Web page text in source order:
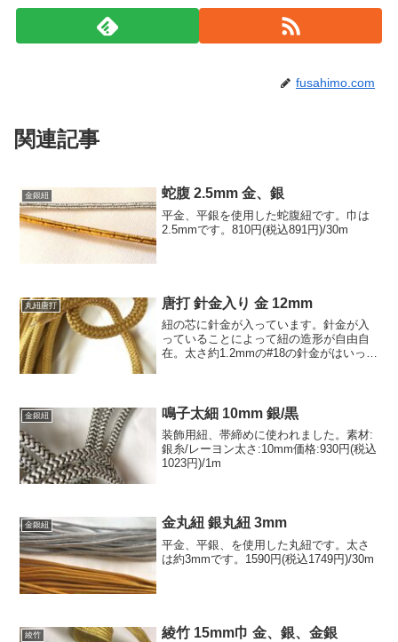
fusahimo.com
関連記事
金銀紐 蛇腹 2.5mm 金、銀
平金、平銀を使用した蛇腹紐です。巾は
2.5mmです。810円(税込891円)/30m
丸紐唐打 唐打 針金入り 金 12mm
紐の芯に針金が入っています。針金が入
っていることによって紐の造形が自由自
在。太さ約1.2mmの#18の針金がはいって
金銀紐 鳴子太細 10mm 銀/黒
装飾用紐、帯締めに使われました。素材:
銀糸/レーヨン太さ:10mm価格:930円(税込
1023円)/1m
金銀紐 金丸紐 銀丸紐 3mm
平金、平銀、を使用した丸紐です。太さ
は約3mmです。1590円(税込1749円)/30m
綾竹 綾竹 15mm巾 金、銀、金銀